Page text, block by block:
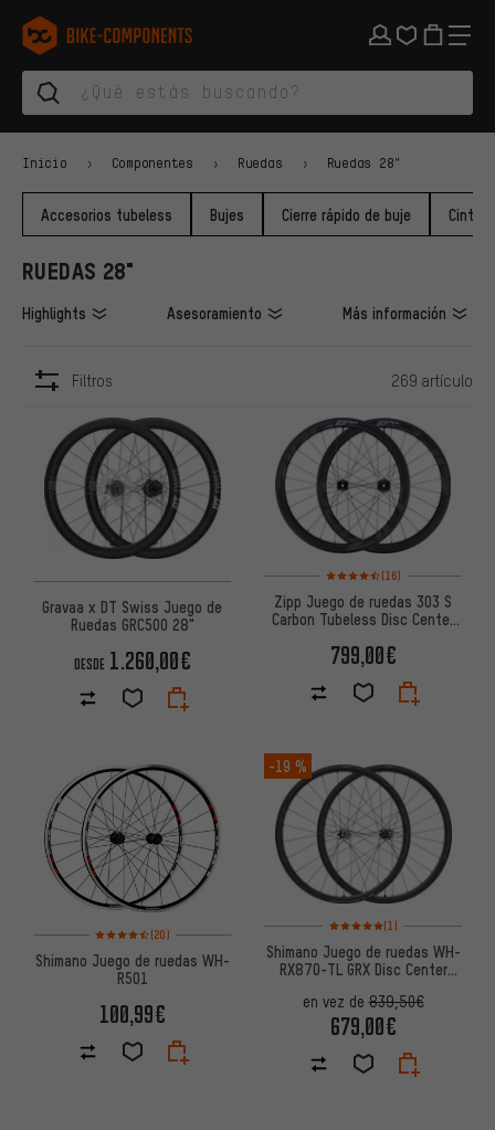
Saltar a la navegación principal
Saltar a la navegación de categorías
Saltar al contenido
Saltar a marcas y al boletín
Saltar al pie de página
bike-components.de Página de inicio
Inicio Componentes Ruedas Ruedas 28"
Accesorios tubeless Bujes Cierre rápido de buje Cinta
RUEDAS 28"
Highlights Asesoramiento Más información
Filtros 269 artículo
ARTÍCULOS
Gravaa x DT Swiss Juego de
Ruedas GRC500 28"
DESDE 1.260,00€
Valoración media: 4,5 de 5
(16)
Zipp Juego de ruedas 303 S
Carbon Tubeless Disc Center
799,00€
Valoración media: 4,5 de 5 basada en 20 reseñas
(20)
Shimano Juego de ruedas WH-
R501
100,99€
-19 %
Valoración media: 5 de 5
(1)
Shimano Juego de ruedas WH-
RX870-TL GRX Disc Center
en vez de839,50€
679,00€